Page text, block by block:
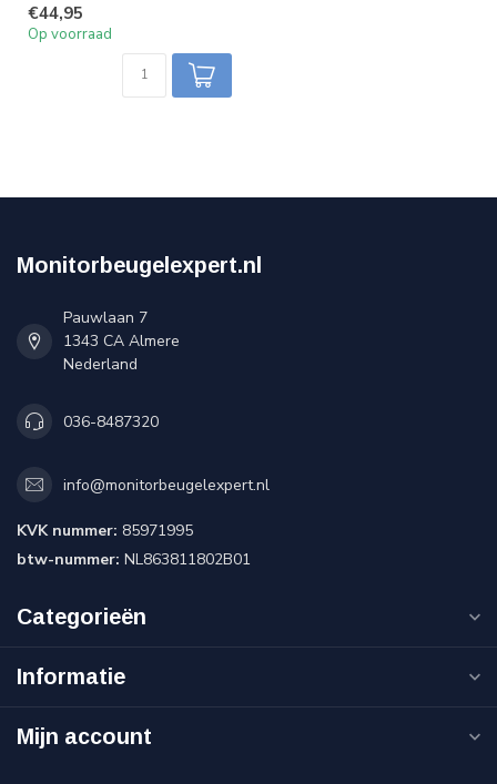
€44,95
Op voorraad
Monitorbeugelexpert.nl
Pauwlaan 7
1343 CA Almere
Nederland
036-8487320
info@monitorbeugelexpert.nl
KVK nummer: 85971995
btw-nummer: NL863811802B01
Categorieën
Informatie
Mijn account